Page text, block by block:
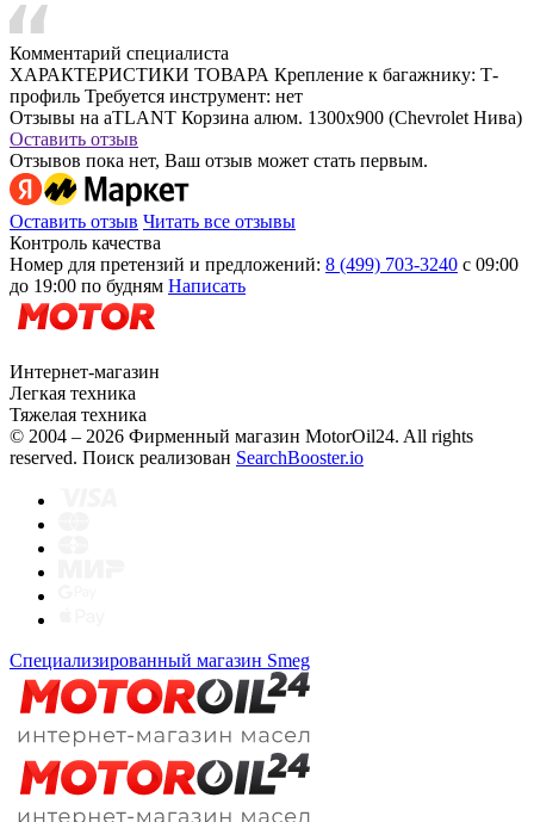
Комментарий специалиста
ХАРАКТЕРИСТИКИ ТОВАРА Крепление к багажнику: Т-
профиль Требуется инструмент: нет
Отзывы на aTLANT Корзина алюм. 1300х900 (Chevrolet Нива)
Оставить отзыв
Отзывов пока нет, Ваш отзыв может стать первым.
Оставить отзыв Читать все отзывы
Контроль качества
Номер для претензий и предложений: 8 (499) 703-3240 с 09:00
до 19:00 по будням Написать
Интернет-магазин
Легкая техника
Тяжелая техника
© 2004 – 2026 Фирменный магазин MotorOil24. All rights
reserved. Поиск реализован SearchBooster.io
Специализированный магазин Smeg